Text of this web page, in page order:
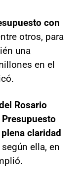
con
otros, para
una
en el
Rosario
Presupuesto
claridad
ella, en